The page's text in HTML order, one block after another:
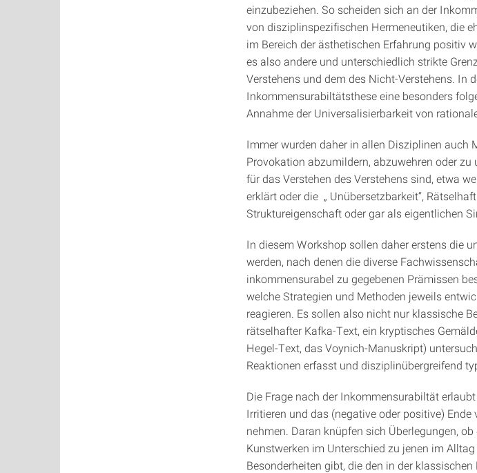
einzubeziehen. So scheiden sich an der
von disziplinspezifischen Hermeneutiken, die
im Bereich der ästhetischen Erfahrung positiv
es also andere und unterschiedlich strikte
Verstehens und dem des Nicht-Verstehens. In
Inkommensurabiltätsthese eine besonders
Annahme der Universalisierbarkeit von
Immer wurden daher in allen Disziplinen auch
Provokation abzumildern, abzuwehren oder
für das Verstehen des Verstehens sind, etwa
erklärt oder die „ Unübersetzbarkeit“,
Struktureigenschaft oder gar als eigentlichen
In diesem Workshop sollen daher erstens die
werden, nach denen die diverse
inkommensurabel zu gegebenen Prämissen
welche Strategien und Methoden jeweils
reagieren. Es sollen also nicht nur klassische
rätselhafter Kafka-Text, ein kryptisches
Hegel-Text, das Voynich-Manuskript)
Reaktionen erfasst und disziplinübergreifend
Die Frage nach der Inkommensurabiltät
Irritieren und das (negative oder positive)
nehmen. Daran knüpfen sich Überlegungen,
Kunstwerken im Unterschied zu jenen im
Besonderheiten gibt, die den in der